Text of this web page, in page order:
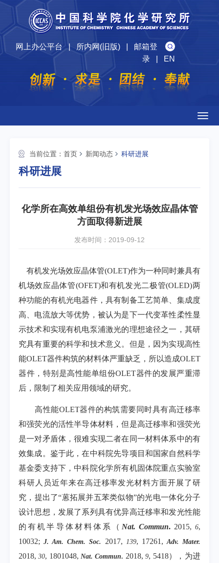
网上办公平台|所内网(旧版)| 邮箱登
录| EN
当前位置： 首页 新闻动态 科研进展
科研进展
化学所在高效单组份有机发光场效应晶体管
方面取得新进展
发布时间：2019-09-12
有机发光场效应晶体管(OLET)作为一种同时兼具有
机场效应晶体管(OFET)和有机发光二极管(OLED)两
种功能的有机光电器件，具有制备工艺简单、集成度
高、电流放大等优势，被认为是下一代变革性柔性显
示技术和实现有机电泵浦激光的理想途径之一，其研
究具有重要的科学和技术意义。但是，因为实现高性
能OLET器件构筑的材料体严重缺乏，所以造成OLET
器件，特别是高性能单组份OLET器件的发展严重滞
后，限制了相关应用领域的研究。
高性能OLET器件的构筑需要同时具有高迁移率
和强荧光的活性半导体材料，但是高迁移率和强荧光
是一对矛盾体，很难实现二者在同一材料体系中的有
效集成。鉴于此，在中科院先导项目和国家自然科学
基金委支持下，中科院化学所有机固体院重点实验室
科研人员近年来在高迁移率发光材料方面开展了研
究，提出了“蒽拓展并五苯类似物”的光电一体化分子
设计思想，发展了系列具有优异高迁移率和发光性能
的有机半导体材料体系（ Nat. Commun.2015,6,
10032;J. Am. Chem. Soc. 2017, 139, 17261, Adv. Mater.
2018,30, 1801048, Nat. Commun. 2018,9, 5418），为进